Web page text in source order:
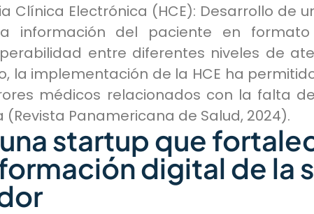
Clínica Electrónica (HCE): Desarrollo de
información del paciente en
entre diferentes niveles de
la implementación de la HCE ha
médicos relacionados con la falta
(Revista Panamericana de Salud, 2024).
startup que
digital de la